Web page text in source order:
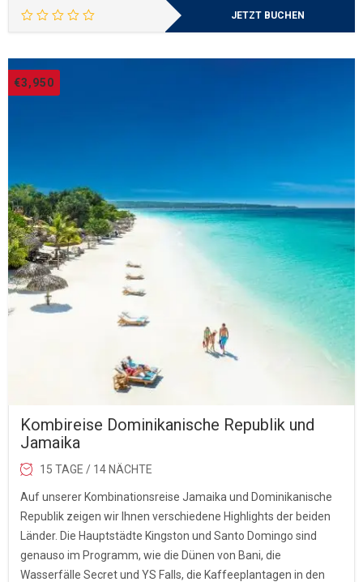
JETZT BUCHEN
€3,950
Kombireise Dominikanische Republik und
Jamaika
15 TAGE / 14 NÄCHTE
Auf unserer Kombinationsreise Jamaika und Dominikanische
Republik zeigen wir Ihnen verschiedene Highlights der beiden
Länder. Die Hauptstädte Kingston und Santo Domingo sind
genauso im Programm, wie die Dünen von Bani, die
Wasserfälle Secret und YS Falls, die Kaffeeplantagen in den